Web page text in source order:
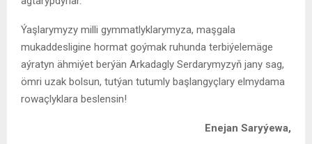
Ýaşlarymyzy milli gymmatlyklarymyza, maşgala
mukaddesligine hormat goýmak ruhunda terbiýelemäge
aýratyn ähmiýet berýän Arkadagly Serdarymyzyň jany sag,
ömri uzak bolsun, tutýan tutumly başlangyçlary elmydama
rowaçlyklara beslensin!
Enejan Saryýewa,